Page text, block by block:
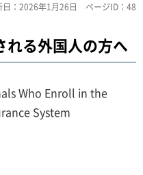
日：2026年1月26日 ページID：48
れる外国人の方へ
Who Enroll in the
System